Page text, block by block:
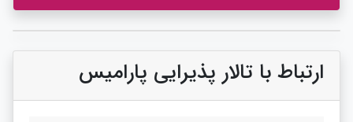
ارتباط با تالار پذیرایی پارامیس